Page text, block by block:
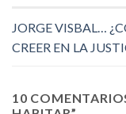
JORGE VISBAL…
CREER EN LA
10